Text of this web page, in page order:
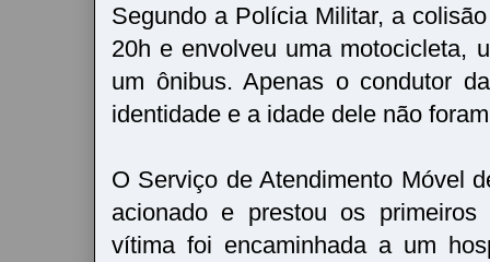
Segundo a Polícia Militar, a
20h e envolveu uma motocicleta,
um ônibus. Apenas o condutor
identidade e a idade dele não
O Serviço de Atendimento Móvel
acionado e prestou os
vítima foi encaminhada a um